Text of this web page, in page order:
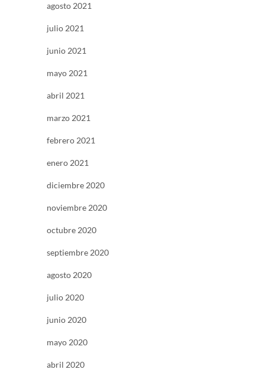
agosto 2021
julio 2021
junio 2021
mayo 2021
abril 2021
marzo 2021
febrero 2021
enero 2021
diciembre 2020
noviembre 2020
octubre 2020
septiembre 2020
agosto 2020
julio 2020
junio 2020
mayo 2020
abril 2020